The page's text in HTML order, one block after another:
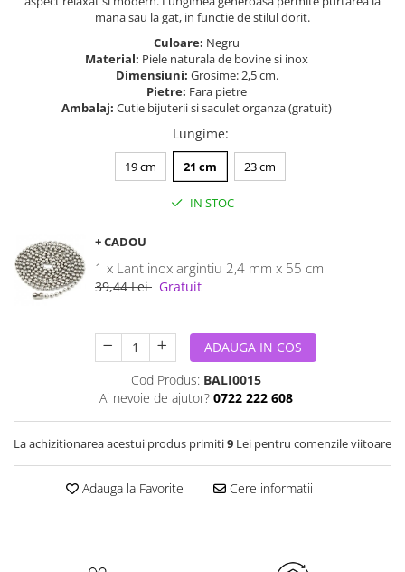
mana sau la gat, in functie de stilul dorit.
Culoare: Negru
Material: Piele naturala de bovine si inox
Dimensiuni: Grosime: 2,5 cm.
Pietre: Fara pietre
Ambalaj: Cutie bijuterii si saculet organza (gratuit)
Lungime:
19 cm 21 cm 23 cm
IN STOC
+ CADOU
1 x Lant inox argintiu 2,4 mm x 55 cm
39,44 Lei Gratuit
ADAUGA IN COS
Cod Produs: BALI0015
Ai nevoie de ajutor? 0722 222 608
La achizitionarea acestui produs primiti9 Lei pentru comenzile viitoare
Adauga la Favorite Cere informatii